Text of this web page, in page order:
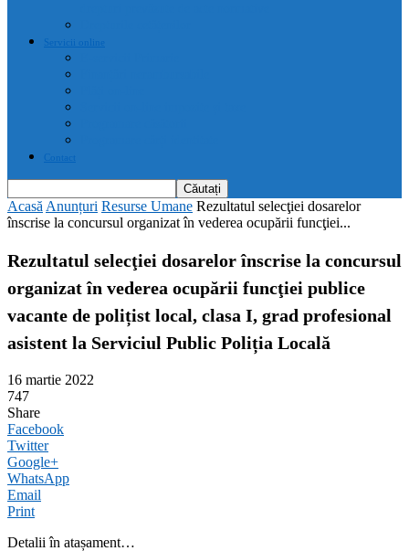
Servicii online
Contact
AcasăAnunțuri Resurse Umane Rezultatul selecţiei dosarelor
înscrise la concursul organizat în vederea ocupării funcţiei...
Rezultatul selecţiei dosarelor înscrise la concursul
organizat în vederea ocupării funcţiei publice
vacante de polițist local, clasa I, grad profesional
asistent la Serviciul Public Poliția Locală
16 martie 2022
747
Share
Facebook
Twitter
Google+
WhatsApp
Email
Print
Detalii în atașament…